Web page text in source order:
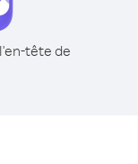
tête de